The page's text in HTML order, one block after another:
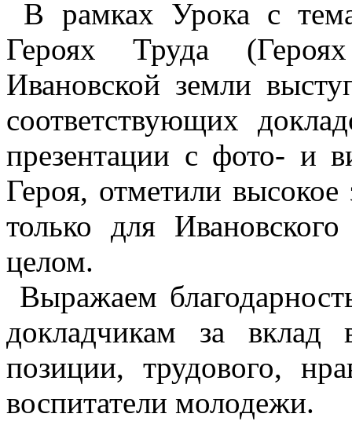
В рамках Урока с
Героях Труда
Ивановской земли
соответствующих
презентации с фото- и
Героя, отметили высокое
только для
целом.
Выражаем
докладчикам за вклад
позиции, трудового,
воспитатели молодежи.